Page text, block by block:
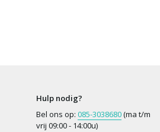
Hulp nodig?
Bel ons op: 085-3038680(ma t/m
vrij 09:00 - 14:00u)